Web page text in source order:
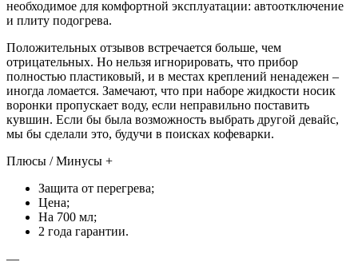
необходимое для комфортной эксплуатации: автоотключение
и плиту подогрева.
Положительных отзывов встречается больше, чем
отрицательных. Но нельзя игнорировать, что прибор
полностью пластиковый, и в местах креплений ненадежен –
иногда ломается. Замечают, что при наборе жидкости носик
воронки пропускает воду, если неправильно поставить
кувшин. Если бы была возможность выбрать другой девайс,
мы бы сделали это, будучи в поисках кофеварки.
Плюсы / Минусы +
Защита от перегрева;
Цена;
На 700 мл;
2 года гарантии.
—